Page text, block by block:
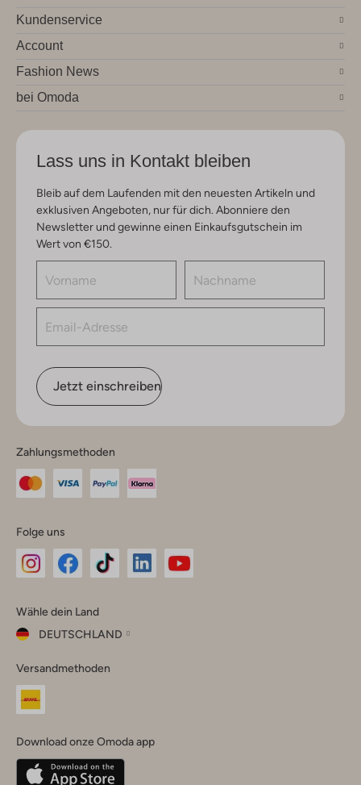
Kundenservice
Account
Fashion News
bei Omoda
Lass uns in Kontakt bleiben
Bleib auf dem Laufenden mit den neuesten Artikeln und
exklusiven Angeboten, nur für dich. Abonniere den
Newsletter und gewinne einen Einkaufsgutschein im
Wert von €150.
Jetzt einschreiben
Zahlungsmethoden
Folge uns
Instagram
Facebook
TikTok
Wähle dein Land
DEUTSCHLAND
dein
Land
Belgique(Français)
Deutschland
Versandmethoden
Download onze Omoda app